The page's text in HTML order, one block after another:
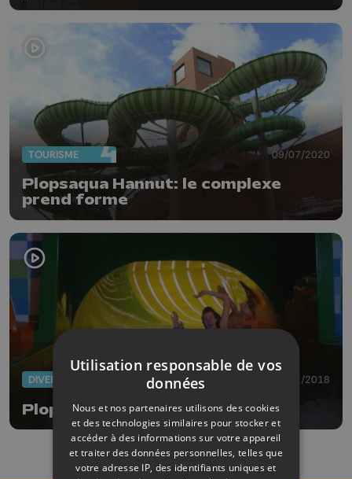
TOURISME 09/07/2020
Plopsaqua Hannut: le complexe
prend forme
DIVERS 09/02/2018
Plopsaqua à Hannut en 2020
Utilisation responsable de vos
données
Nous et nos partenaires utilisons des cookies
et des technologies similaires pour stocker et
accéder à des informations sur votre appareil
et traiter des données personnelles, telles que
votre adresse IP, des identifiants uniques et